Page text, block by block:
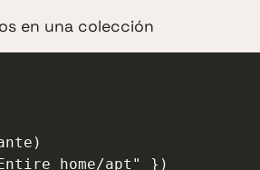
en una colección
home/apt" })